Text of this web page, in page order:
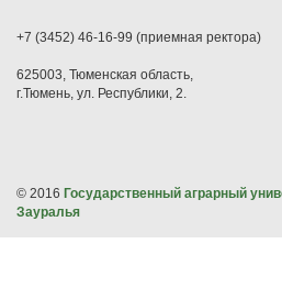
+7 (3452) 46-16-99 (приемная ректора)
625003, Тюменская область,
г.Тюмень, ул. Республики, 2.
© 2016 Государственный аграрный
Зауралья